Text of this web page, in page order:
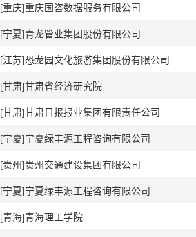
[重庆]重庆国咨数据服务有限公司
[宁夏]青龙管业集团股份有限公司
[江苏]恐龙园文化旅游集团股份有限公司
[甘肃]甘肃省经济研究院
[甘肃]甘肃日报报业集团有限责任公司
[宁夏]宁夏绿丰源工程咨询有限公司
[贵州]贵州交通建设集团有限公司
[宁夏]宁夏绿丰源工程咨询有限公司
[青海]青海理工学院